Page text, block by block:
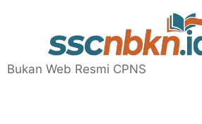
Bukan Web Resmi CPNS